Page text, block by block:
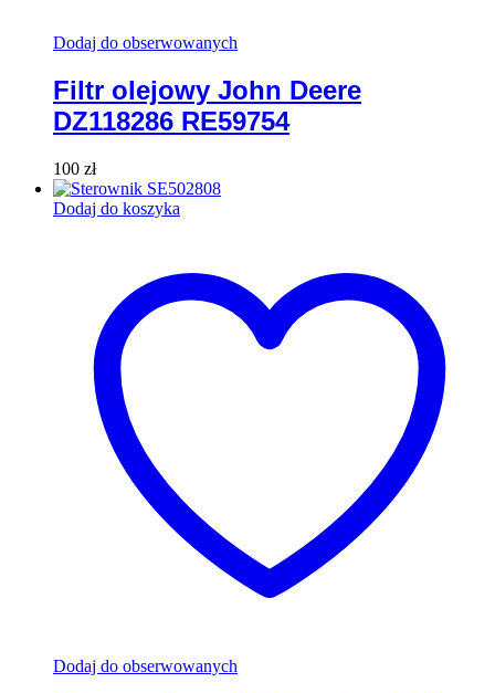
Dodaj do obserwowanych
Filtr olejowy John Deere
DZ118286 RE59754
100 zł
Dodaj do koszyka
Dodaj do obserwowanych